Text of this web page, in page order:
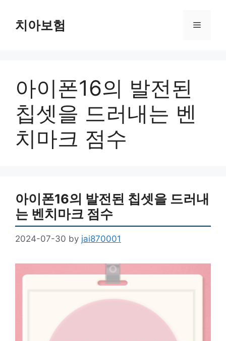
content치아보험 Menu
아이폰16의 발전된
칩셋을 드러내는 벤
치마크 점수
아이폰16의 발전된 칩셋을 드러내
는 벤치마크 점수
2024-07-30 by jai870001